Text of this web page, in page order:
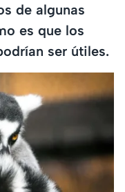
de algunas
es que los
ser útiles.